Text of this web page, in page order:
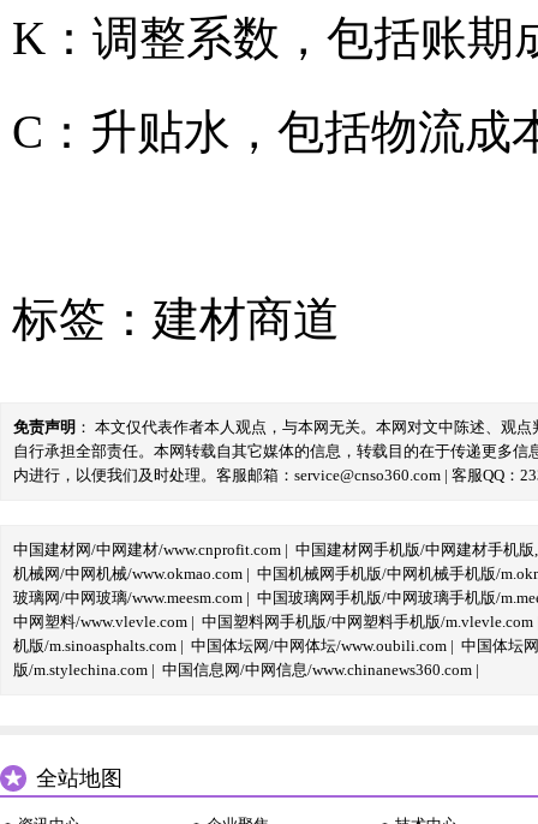
K：调整系数，包括账期
C：升贴水，包括物流成
标签： 建材商道
免责声明 ： 本文仅代表作者本人观点，与本网无关。本网对文中陈述、观
自行承担全部责任。本网转载自其它媒体的信息，转载目的在于传递更多
内进行，以便我们及时处理。客服邮箱：service@cnso360.com | 客服QQ：
中国建材网/中网建材/www.cnprofit.com | 中国建材网手机版/中网建材手机版
机械网/中网机械/www.okmao.com | 中国机械网手机版/中网机械手机版/
玻璃网/中网玻璃/www.meesm.com | 中国玻璃网手机版/中网玻璃手机版/
中网塑料/www.vlevle.com | 中国塑料网手机版/中网塑料手机版/m.vlevle.com
机版/m.sinoasphalts.com | 中国体坛网/中网体坛/www.oubili.com | 中国体坛
版/m.stylechina.com | 中国信息网/中网信息/www.chinanews360.com |
全站地图